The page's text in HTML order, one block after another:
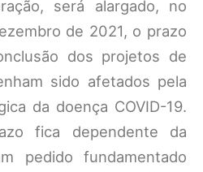
será alargado, no
de 2021, o prazo
dos projetos de
sido afetados pela
da doença COVID-19.
fica dependente da
pedido fundamentado